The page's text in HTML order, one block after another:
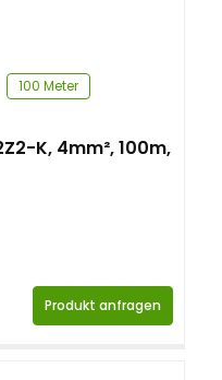
100 Meter
K, 4mm², 100m,
Produkt anfragen